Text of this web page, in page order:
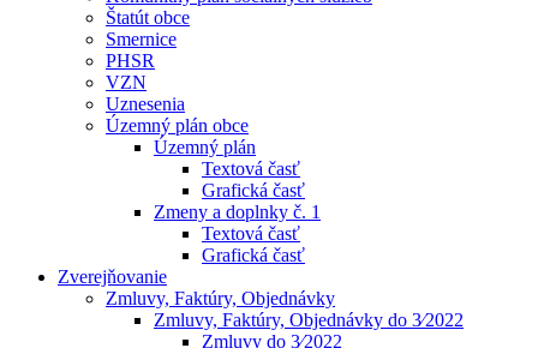
Štatút obce
Smernice
PHSR
VZN
Uznesenia
Územný plán obce
Územný plán
Textová časť
Grafická časť
Zmeny a doplnky č. 1
Textová časť
Grafická časť
Zverejňovanie
Zmluvy, Faktúry, Objednávky
Zmluvy, Faktúry, Objednávky do 3⁄2022
Zmluvy do 3⁄2022